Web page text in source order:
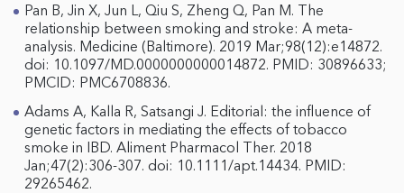
Pan B, Jin X, Jun L, Qiu S, Zheng Q, Pan M. The
relationship between smoking and stroke: A meta-
analysis. Medicine (Baltimore). 2019 Mar;98(12):e14872.
doi: 10.1097/MD.0000000000014872. PMID: 30896633;
PMCID: PMC6708836.
Adams A, Kalla R, Satsangi J. Editorial: the influence of
genetic factors in mediating the effects of tobacco
smoke in IBD. Aliment Pharmacol Ther. 2018
Jan;47(2):306-307. doi: 10.1111/apt.14434. PMID:
29265462.